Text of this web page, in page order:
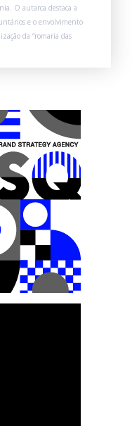
O autarca destaca a
e o envolvimento
da “romaria das